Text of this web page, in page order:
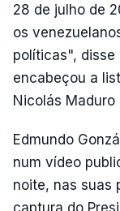
28 de julho de
os
políticas", disse
encabeçou a
Nicolás
Edmundo
num vídeo
noite, nas suas
captura do